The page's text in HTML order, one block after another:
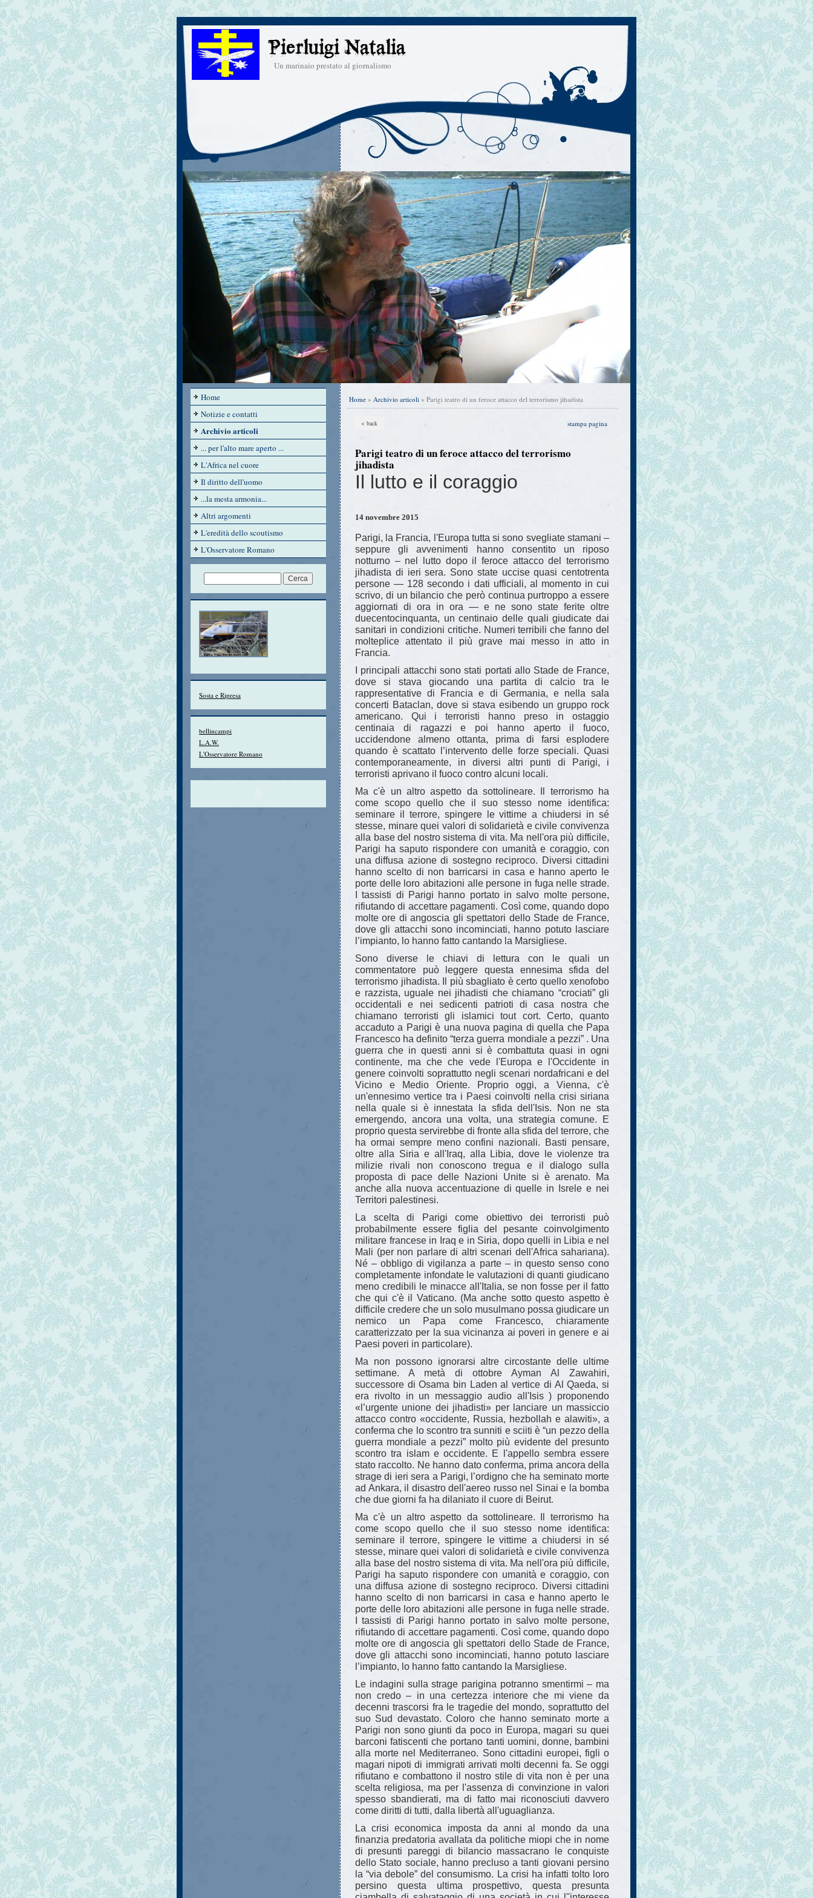
Un marinaio prestato al giornalismo
Home » Archivio articoli » Parigi teatro di un feroce attacco del terrorismo jihadista
< back stampa pagina
Parigi teatro di un feroce attacco del terrorismo
jihadista
Il lutto e il coraggio
14 novembre 2015
Parigi, la Francia, l'Europa tutta si sono svegliate stamani –
seppure gli avvenimenti hanno consentito un riposo
notturno – nel lutto dopo il feroce attacco del terrorismo
jihadista di ieri sera. Sono state uccise quasi centotrenta
persone — 128 secondo i dati ufficiali, al momento in cui
scrivo, di un bilancio che però continua purtroppo a essere
aggiornati di ora in ora — e ne sono state ferite oltre
duecentocinquanta, un centinaio delle quali giudicate dai
sanitari in condizioni critiche. Numeri terribili che fanno del
molteplice attentato il più grave mai messo in atto in
Francia.
I principali attacchi sono stati portati allo Stade de France,
dove si stava giocando una partita di calcio tra le
rappresentative di Francia e di Germania, e nella sala
concerti Bataclan, dove si stava esibendo un gruppo rock
americano. Qui i terroristi hanno preso in ostaggio
centinaia di ragazzi e poi hanno aperto il fuoco,
uccidendone almeno ottanta, prima di farsi esplodere
quando è scattato l’intervento delle forze speciali. Quasi
contemporaneamente, in diversi altri punti di Parigi, i
terroristi aprivano il fuoco contro alcuni locali.
Ma c'è un altro aspetto da sottolineare. Il terrorismo ha
come scopo quello che il suo stesso nome identifica:
seminare il terrore, spingere le vittime a chiudersi in sé
stesse, minare quei valori di solidarietà e civile convivenza
alla base del nostro sistema di vita. Ma nell'ora più difficile,
Parigi ha saputo rispondere con umanità e coraggio, con
una diffusa azione di sostegno reciproco. Diversi cittadini
hanno scelto di non barricarsi in casa e hanno aperto le
porte delle loro abitazioni alle persone in fuga nelle strade.
I tassisti di Parigi hanno portato in salvo molte persone,
rifiutando di accettare pagamenti. Così come, quando dopo
molte ore di angoscia gli spettatori dello Stade de France,
dove gli attacchi sono incominciati, hanno potuto lasciare
l’impianto, lo hanno fatto cantando la Marsigliese.
Sono diverse le chiavi di lettura con le quali un
commentatore può leggere questa ennesima sfida del
terrorismo jihadista. Il più sbagliato è certo quello xenofobo
e razzista, uguale nei jihadisti che chiamano “crociati” gli
occidentali e nei sedicenti patrioti di casa nostra che
chiamano terroristi gli islamici tout cort. Certo, quanto
accaduto a Parigi è una nuova pagina di quella che Papa
Francesco ha definito “terza guerra mondiale a pezzi” . Una
guerra che in questi anni si è combattuta quasi in ogni
continente, ma che che vede l'Europa e l'Occidente in
genere coinvolti soprattutto negli scenari nordafricani e del
Vicino e Medio Oriente. Proprio oggi, a Vienna, c'è
un'ennesimo vertice tra i Paesi coinvolti nella crisi siriana
nella quale si è innestata la sfida dell'Isis. Non ne sta
emergendo, ancora una volta, una strategia comune. E
proprio questa servirebbe di fronte alla sfida del terrore, che
ha ormai sempre meno confini nazionali. Basti pensare,
oltre alla Siria e all'Iraq, alla Libia, dove le violenze tra
milizie rivali non conoscono tregua e il dialogo sulla
proposta di pace delle Nazioni Unite si è arenato. Ma
anche alla nuova accentuazione di quelle in Isrele e nei
Territori palestinesi.
La scelta di Parigi come obiettivo dei terroristi può
probabilmente essere figlia del pesante coinvolgimento
militare francese in Iraq e in Siria, dopo quelli in Libia e nel
Mali (per non parlare di altri scenari dell'Africa sahariana).
Né – obbligo di vigilanza a parte – in questo senso cono
completamente infondate le valutazioni di quanti giudicano
meno credibili le minacce all'Italia, se non fosse per il fatto
che qui c'è il Vaticano. (Ma anche sotto questo aspetto è
difficile credere che un solo musulmano possa giudicare un
nemico un Papa come Francesco, chiaramente
caratterizzato per la sua vicinanza ai poveri in genere e ai
Paesi poveri in particolare).
Ma non possono ignorarsi altre circostante delle ultime
settimane. A metà di ottobre Ayman Al Zawahiri,
successore di Osama bin Laden al vertice di Al Qaeda, si
era rivolto in un messaggio audio all'Isis ) proponendo
«l’urgente unione dei jihadisti» per lanciare un massiccio
attacco contro «occidente, Russia, hezbollah e alawiti», a
conferma che lo scontro tra sunniti e sciiti è “un pezzo della
guerra mondiale a pezzi” molto più evidente del presunto
scontro tra islam e occidente. E l'appello sembra essere
stato raccolto. Ne hanno dato conferma, prima ancora della
strage di ieri sera a Parigi, l’ordigno che ha seminato morte
ad Ankara, il disastro dell'aereo russo nel Sinai e la bomba
che due giorni fa ha dilaniato il cuore di Beirut.
Ma c'è un altro aspetto da sottolineare. Il terrorismo ha
come scopo quello che il suo stesso nome identifica:
seminare il terrore, spingere le vittime a chiudersi in sé
stesse, minare quei valori di solidarietà e civile convivenza
alla base del nostro sistema di vita. Ma nell'ora più difficile,
Parigi ha saputo rispondere con umanità e coraggio, con
una diffusa azione di sostegno reciproco. Diversi cittadini
hanno scelto di non barricarsi in casa e hanno aperto le
porte delle loro abitazioni alle persone in fuga nelle strade.
I tassisti di Parigi hanno portato in salvo molte persone,
rifiutando di accettare pagamenti. Così come, quando dopo
molte ore di angoscia gli spettatori dello Stade de France,
dove gli attacchi sono incominciati, hanno potuto lasciare
l’impianto, lo hanno fatto cantando la Marsigliese.
Le indagini sulla strage parigina potranno smentirmi – ma
non credo – in una certezza interiore che mi viene da
decenni trascorsi fra le tragedie del mondo, soprattutto del
suo Sud devastato. Coloro che hanno seminato morte a
Parigi non sono giunti da poco in Europa, magari su quei
barconi fatiscenti che portano tanti uomini, donne, bambini
alla morte nel Mediterraneo. Sono cittadini europei, figli o
magari nipoti di immigrati arrivati molti decenni fa. Se oggi
rifiutano e combattono il nostro stile di vita non è per una
scelta religiosa, ma per l'assenza di convinzione in valori
spesso sbandierati, ma di fatto mai riconosciuti davvero
come diritti di tutti, dalla libertà all'uguaglianza.
La crisi economica imposta da anni al mondo da una
finanzia predatoria avallata da politiche miopi che in nome
di presunti pareggi di bilancio massacrano le conquiste
dello Stato sociale, hanno precluso a tanti giovani persino
la “via debole” del consumismo. La crisi ha infatti tolto loro
persino questa ultima prospettivo, questa presunta
Home
Notizie e contatti
Archivio articoli
... per l'alto mare aperto ...
L'Africa nel cuore
Il diritto dell'uomo
...la mesta armonia...
Altri argomenti
L'eredità dello scoutismo
L'Osservatore Romano
Sosta e Ripresa
bellincampi
L.A.W.
L'Osservatore Romano